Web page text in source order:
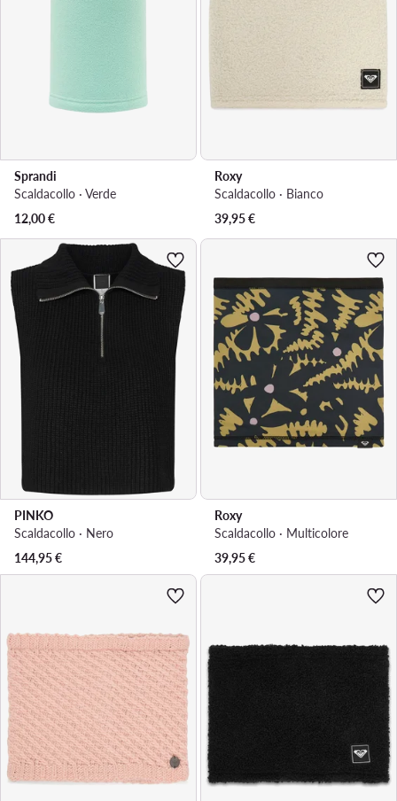
Sprandi
Scaldacollo · Verde
12,00€
Roxy
Scaldacollo · Bianco
39,95€
PINKO
Scaldacollo · Nero
144,95€
Roxy
Scaldacollo · Multicolore
39,95€